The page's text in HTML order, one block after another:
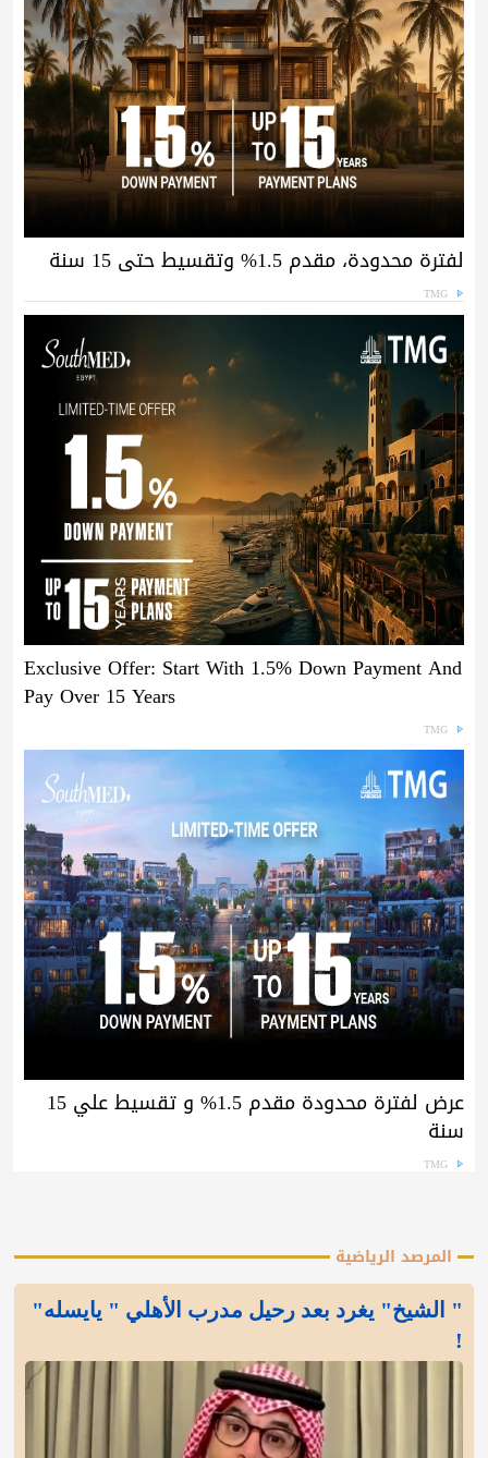
لفترة محدودة، مقدم 1.5% وتقسيط حتى 15 سنة
TMG
Exclusive Offer: Start With 1.5% Down Payment And
Pay Over 15 Years
TMG
عرض لفترة محدودة مقدم 1.5% و تقسيط علي 15
سنة
TMG
المرصد الرياضية
" الشيخ" يغرد بعد رحيل مدرب الأهلي " يايسله"
!